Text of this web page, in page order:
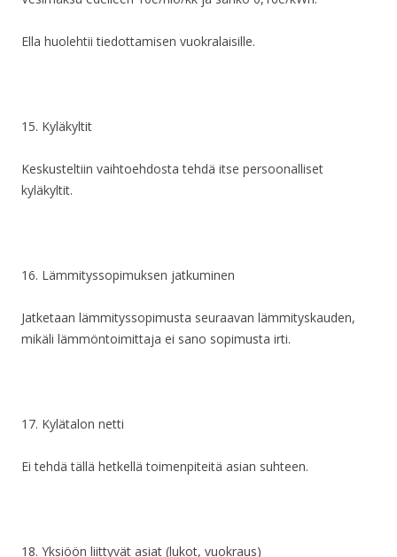
Ella huolehtii tiedottamisen vuokralaisille.
15. Kyläkyltit
Keskusteltiin vaihtoehdosta tehdä itse persoonalliset
kyläkyltit.
16. Lämmityssopimuksen jatkuminen
Jatketaan lämmityssopimusta seuraavan lämmityskauden,
mikäli lämmöntoimittaja ei sano sopimusta irti.
17. Kylätalon netti
Ei tehdä tällä hetkellä toimenpiteitä asian suhteen.
18. Yksiöön liittyvät asiat (lukot, vuokraus)